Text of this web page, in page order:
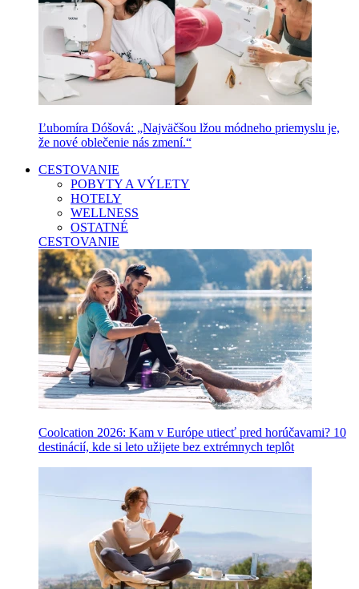
Ľubomíra Dóšová: „Najväčšou lžou módneho priemyslu je,
že nové oblečenie nás zmení.“
CESTOVANIE
POBYTY A VÝLETY
HOTELY
WELLNESS
OSTATNÉ
CESTOVANIE
Coolcation 2026: Kam v Európe utiecť pred horúčavami? 10
destinácií, kde si leto užijete bez extrémnych teplôt